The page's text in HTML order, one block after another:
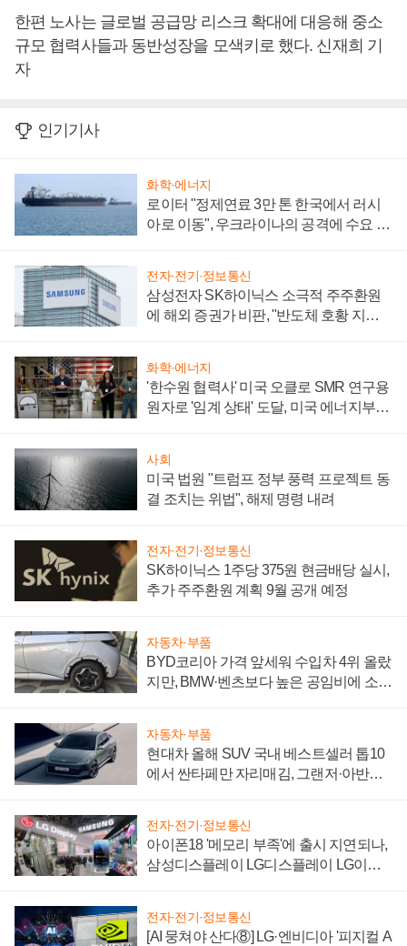
한편 노사는 글로벌 공급망 리스크 확대에 대응해 중소
규모 협력사들과 동반성장을 모색키로 했다. 신재희 기
자
인기기사
화학·에너지
로이터 "정제연료 3만 톤 한국에서 러시
아로 이동", 우크라이나의 공격에 수요 늘
전자·전기·정보통신
삼성전자 SK하이닉스 소극적 주주환원
에 해외 증권가 비판, "반도체 호황 지속
화학·에너지
'한수원 협력사' 미국 오클로 SMR 연구용
원자로 '임계 상태' 도달, 미국 에너지부
사회
미국 법원 "트럼프 정부 풍력 프로젝트 동
결 조치는 위법", 해제 명령 내려
전자·전기·정보통신
SK하이닉스 1주당 375원 현금배당 실시,
추가 주주환원 계획 9월 공개 예정
자동차·부품
BYD코리아 가격 앞세워 수입차 4위 올랐
지만, BMW·벤츠보다 높은 공임비에 소비
자동차·부품
현대차 올해 SUV 국내 베스트셀러 톱10
에서 싼타페만 자리매김, 그랜저·아반떼
전자·전기·정보통신
아이폰18 '메모리 부족'에 출시 지연되나,
삼성디스플레이 LG디스플레이 LG이노
전자·전기·정보통신
[AI 뭉쳐야 산다⑧] LG·엔비디아 '피지컬 A